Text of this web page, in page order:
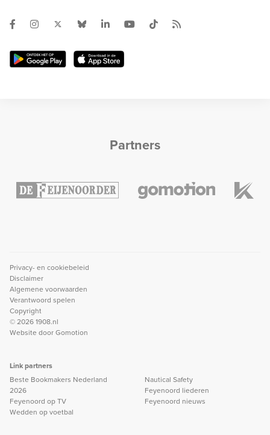
Partners
Privacy- en cookiebeleid
Disclaimer
Algemene voorwaarden
Verantwoord spelen
Copyright
© 2026 1908.nl
Website doorGomotion
Link partners
Beste Bookmakers Nederland
2026
Feyenoord op TV
Wedden op voetbal
Nautical Safety
Feyenoord liederen
Feyenoord nieuws